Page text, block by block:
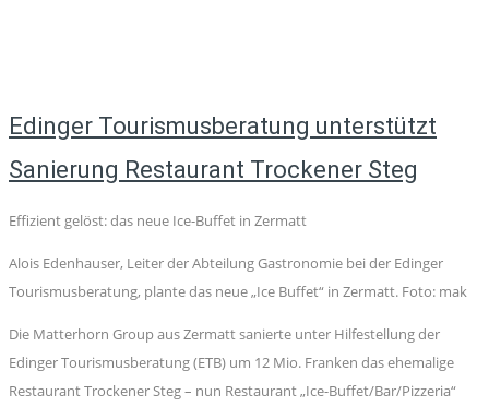
Edinger Tourismusberatung unterstützt
Sanierung Restaurant Trockener Steg
Effizient gelöst: das neue Ice-Buffet in Zermatt
Alois Edenhauser, Leiter der Abteilung Gastronomie bei der Edinger
Tourismusberatung, plante das neue „Ice Buffet“ in Zermatt. Foto: mak
Die Matterhorn Group aus Zermatt sanierte unter Hilfestellung der
Edinger Tourismusberatung (ETB) um 12 Mio. Franken das ehemalige
Restaurant Trockener Steg – nun Restaurant „Ice-Buffet/Bar/Pizzeria“